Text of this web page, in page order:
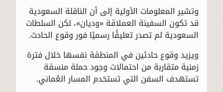
وتشير المعلومات الأولية إلى أن الناقلة السعودية
قد تكون السفينة العملاقة «وديان»، لكن السلطات
السعودية لم تصدر تعليقًا رسميًا فور وقوع الحادث.
ويزيد وقوع حادثين في المنطقة نفسها خلال فترة
زمنية متقاربة من احتمالات وجود حملة منسقة
تستهدف السفن التي تستخدم المسار العُماني.